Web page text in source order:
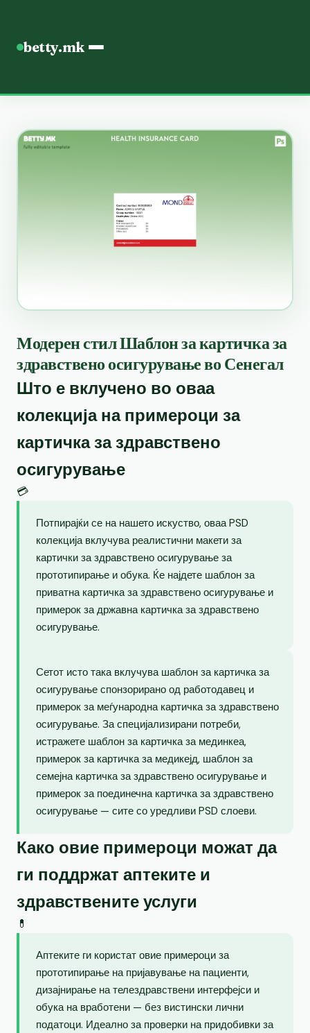
betty.mk
Модерен стил Шаблон за картичка за
здравствено осигурување во Сенегал
Што е вклучено во оваа
колекција на примероци за
картичка за здравствено
осигурување
💳
Потпирајќи се на нашето искуство, оваа PSD
колекција вклучува реалистични макети за
картички за здравствено осигурување за
прототипирање и обука. Ќе најдете шаблон за
приватна картичка за здравствено осигурување и
примерок за државна картичка за здравствено
осигурување.
Сетот исто така вклучува шаблон за картичка за
осигурување спонзорирано од работодавец и
примерок за меѓународна картичка за здравствено
осигурување. За специјализирани потреби,
истражете шаблон за картичка за мединкеа,
примерок за картичка за медикејд, шаблон за
семејна картичка за здравствено осигурување и
примерок за поединечна картичка за здравствено
осигурување — сите со уредливи PSD слоеви.
Како овие примероци можат да
ги поддржат аптеките и
здравствените услуги
💊
Аптеките ги користат овие примероци за
прототипирање на пријавување на пациенти,
дизајнирање на телездравствени интерфејси и
обука на вработени — без вистински лични
податоци. Идеално за проверки на придобивки за